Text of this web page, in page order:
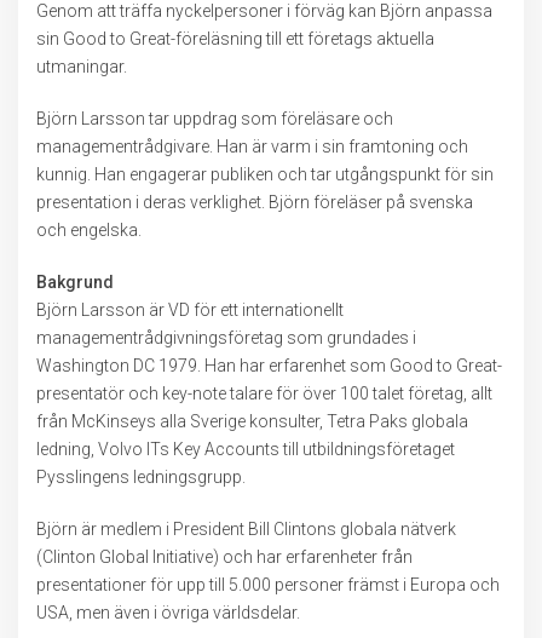
Genom att träffa nyckelpersoner i förväg kan Björn anpassa
sin Good to Great-föreläsning till ett företags aktuella
utmaningar.
Björn Larsson tar uppdrag som föreläsare och
managementrådgivare. Han är varm i sin framtoning och
kunnig. Han engagerar publiken och tar utgångspunkt för sin
presentation i deras verklighet. Björn föreläser på svenska
och engelska.
Bakgrund
Björn Larsson är VD för ett internationellt
managementrådgivningsföretag som grundades i
Washington DC 1979. Han har erfarenhet som Good to Great-
presentatör och key-note talare för över 100 talet företag, allt
från McKinseys alla Sverige konsulter, Tetra Paks globala
ledning, Volvo ITs Key Accounts till utbildningsföretaget
Pysslingens ledningsgrupp.
Björn är medlem i President Bill Clintons globala nätverk
(Clinton Global Initiative) och har erfarenheter från
presentationer för upp till 5.000 personer främst i Europa och
USA, men även i övriga världsdelar.